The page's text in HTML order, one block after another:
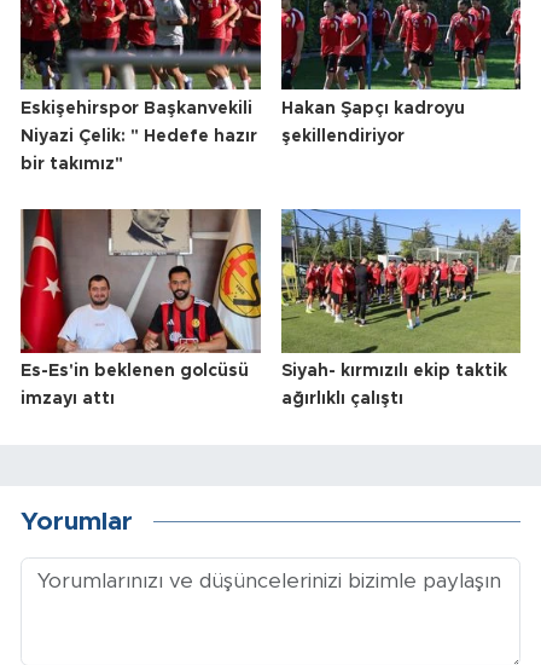
Eskişehirspor Başkanvekili
Niyazi Çelik: " Hedefe hazır
bir takımız"
Hakan Şapçı kadroyu
şekillendiriyor
Es-Es'in beklenen golcüsü
imzayı attı
Siyah- kırmızılı ekip taktik
ağırlıklı çalıştı
Yorumlar